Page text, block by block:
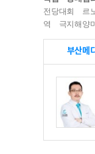
전당대회
르
역
극지해양
부산메